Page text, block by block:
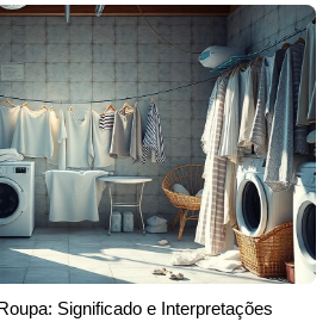
Significado e Interpretações